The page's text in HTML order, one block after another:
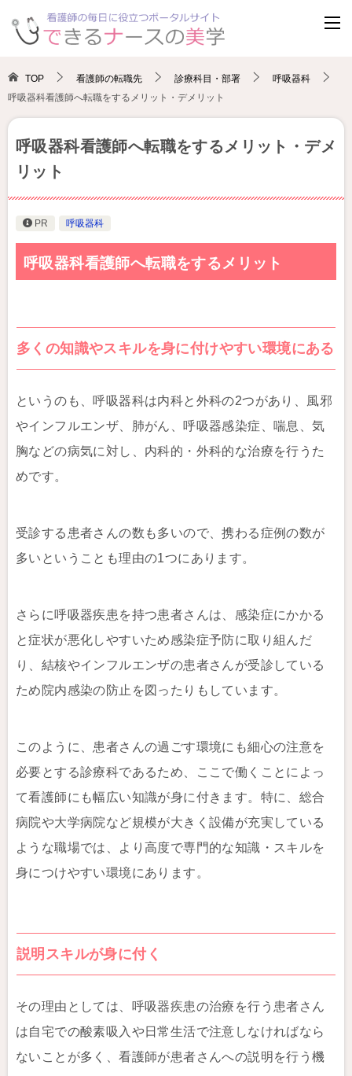
TOP 看護師の転職先 診療科目・部署
呼吸器科
呼吸器科看護師へ転職をするメリット・デメリット
呼吸器科看護師へ転職をするメリット・デメ
リット
PR 呼吸器科
呼吸器科看護師へ転職をするメリット
多くの知識やスキルを身に付けやすい環境にある
というのも、呼吸器科は内科と外科の2つがあり、風邪
やインフルエンザ、肺がん、呼吸器感染症、喘息、気
胸などの病気に対し、内科的・外科的な治療を行うた
めです。
受診する患者さんの数も多いので、携わる症例の数が
多いということも理由の1つにあります。
さらに呼吸器疾患を持つ患者さんは、感染症にかかる
と症状が悪化しやすいため感染症予防に取り組んだ
り、結核やインフルエンザの患者さんが受診している
ため院内感染の防止を図ったりもしています。
このように、患者さんの過ごす環境にも細心の注意を
必要とする診療科であるため、ここで働くことによっ
て看護師にも幅広い知識が身に付きます。特に、総合
病院や大学病院など規模が大きく設備が充実している
ような職場では、より高度で専門的な知識・スキルを
身につけやすい環境にあります。
説明スキルが身に付く
その理由としては、呼吸器疾患の治療を行う患者さん
は自宅での酸素吸入や日常生活で注意しなければなら
ないことが多く、看護師が患者さんへの説明を行う機